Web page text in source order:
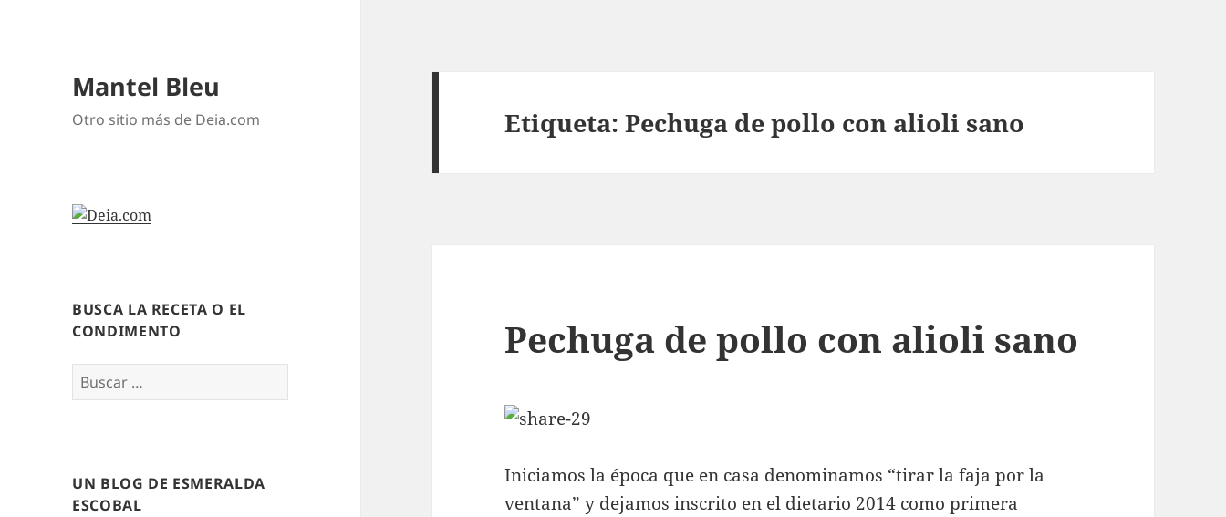
Mantel Bleu
Otro sitio más de Deia.com
BUSCA LA RECETA O EL
CONDIMENTO
Buscar:
UN BLOG DE ESMERALDA
ESCOBAL
Etiqueta:Pechuga de pollo con alioli sano
Pechuga de pollo con alioli sano
Iniciamos la época que en casa denominamos “tirar la faja por la
ventana” y dejamos inscrito en el dietario 2014 como primera